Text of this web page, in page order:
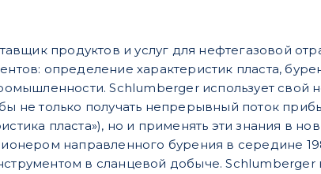
продуктов и услуг для нефтегазовой
определение характеристик пласта,
Schlumberger использует свой
не только получать непрерывный поток
пласта»), но и применять эти знания в
направленного бурения в середине
в сланцевой добыче.